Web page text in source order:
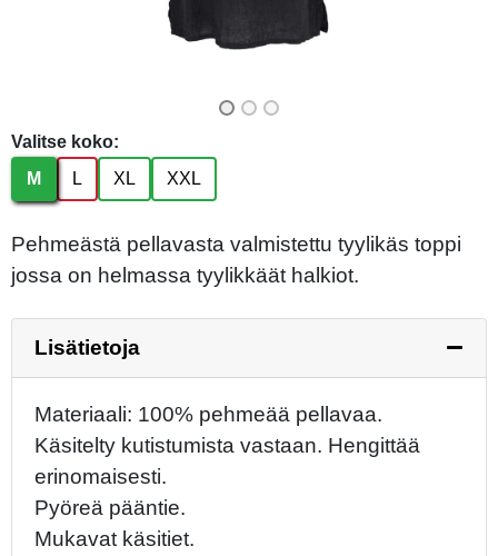
Valitse koko:
M
L XL XXL
Pehmeästä pellavasta valmistettu tyylikäs toppi
jossa on helmassa tyylikkäät halkiot.
Lisätietoja
Materiaali: 100% pehmeää pellavaa.
Käsitelty kutistumista vastaan. Hengittää
erinomaisesti.
Pyöreä pääntie.
Mukavat käsitiet.